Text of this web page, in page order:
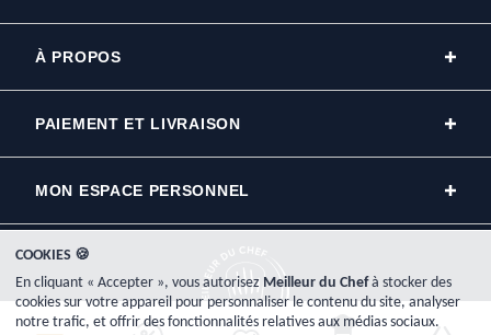
À PROPOS
PAIEMENT ET LIVRAISON
MON ESPACE PERSONNEL
COOKIES 🍪
En cliquant « Accepter », vous autorisez Meilleur du Chefà stocker des
cookies sur votre appareil pour personnaliser le contenu du site, analyser
notre trafic, et offrir des fonctionnalités relatives aux médias sociaux.